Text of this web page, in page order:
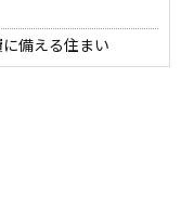
備える住まい